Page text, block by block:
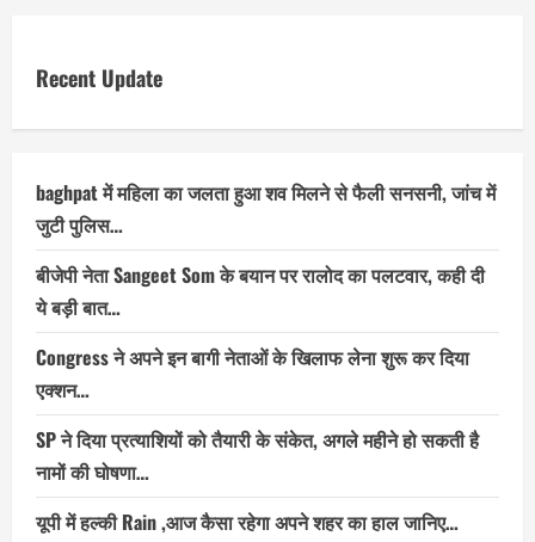
Recent Update
baghpat में महिला का जलता हुआ शव मिलने से फैली सनसनी, जांच में
जुटी पुलिस…
बीजेपी नेता Sangeet Som के बयान पर रालोद का पलटवार, कही दी
ये बड़ी बात…
Congress ने अपने इन बागी नेताओं के खिलाफ लेना शुरू कर दिया
एक्शन…
SP ने दिया प्रत्याशियों को तैयारी के संकेत, अगले महीने हो सकती है
नामों की घोषणा…
यूपी में हल्की Rain ,आज कैसा रहेगा अपने शहर का हाल जानिए…